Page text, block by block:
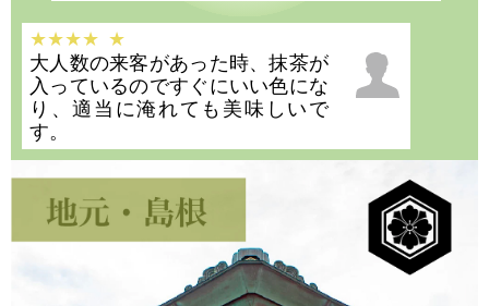
大人数の来客があった時、抹茶が
入っているのですぐにいい色にな
り、適当に淹れても美味しいで
す。